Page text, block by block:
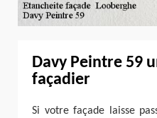
Davy Peintre 59
façadier
Si votre façade laisse